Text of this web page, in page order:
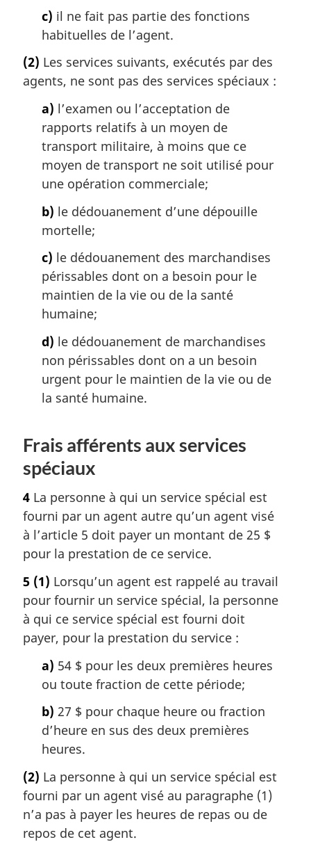
c) il ne fait pas partie des fonctions
habituelles de l’agent.
(2) Les services suivants, exécutés par des
agents, ne sont pas des services spéciaux :
a) l’examen ou l’acceptation de
rapports relatifs à un moyen de
transport militaire, à moins que ce
moyen de transport ne soit utilisé pour
une opération commerciale;
b) le dédouanement d’une dépouille
mortelle;
c) le dédouanement des marchandises
périssables dont on a besoin pour le
maintien de la vie ou de la santé
humaine;
d) le dédouanement de marchandises
non périssables dont on a un besoin
urgent pour le maintien de la vie ou de
la santé humaine.
Frais afférents aux services
spéciaux
4 La personne à qui un service spécial est
fourni par un agent autre qu’un agent visé
à l’article 5 doit payer un montant de 25 $
pour la prestation de ce service.
5 (1) Lorsqu’un agent est rappelé au travail
pour fournir un service spécial, la personne
à qui ce service spécial est fourni doit
payer, pour la prestation du service :
a) 54 $ pour les deux premières heures
ou toute fraction de cette période;
b) 27 $ pour chaque heure ou fraction
d’heure en sus des deux premières
heures.
(2) La personne à qui un service spécial est
fourni par un agent visé au paragraphe (1)
n’a pas à payer les heures de repas ou de
repos de cet agent.